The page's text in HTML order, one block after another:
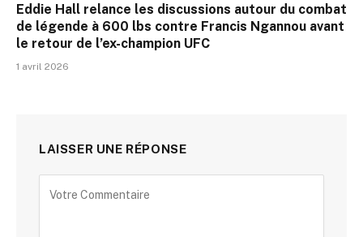
Eddie Hall relance les discussions autour du combat
de légende à 600 lbs contre Francis Ngannou avant
le retour de l’ex-champion UFC
1 avril 2026
LAISSER UNE RÉPONSE